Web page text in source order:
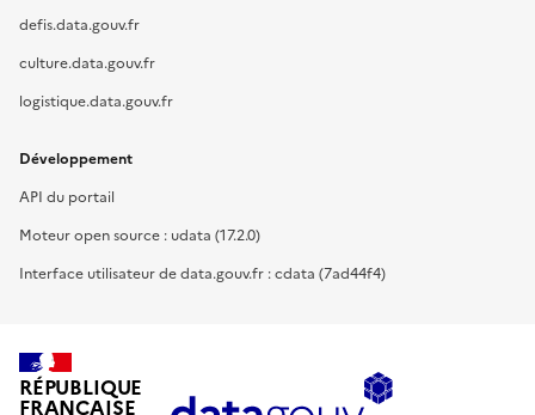
defis.data.gouv.fr
culture.data.gouv.fr
logistique.data.gouv.fr
Développement
API du portail
Moteur open source : udata (17.2.0)
Interface utilisateur de data.gouv.fr : cdata (7ad44f4)
RÉPUBLIQUE
FRANÇAISE